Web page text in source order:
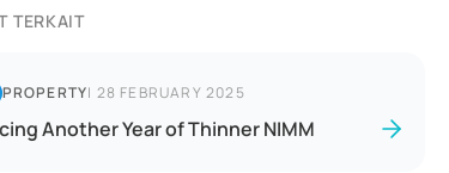
TERKAIT
PROPERTY| 28 FEBRUARY 2025
Another Year of Thinner NIMM